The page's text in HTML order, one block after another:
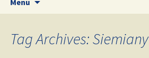
Menu
Tag Archives: Siemiany